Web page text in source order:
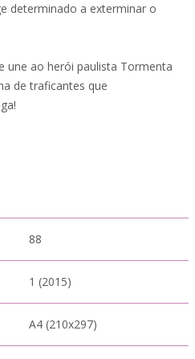
determinado a exterminar o
une ao herói paulista Tormenta
de traficantes que
88
1 (2015)
A4 (210x297)